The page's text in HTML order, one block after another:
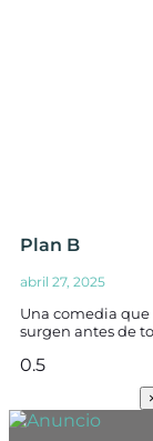
Plan B
abril 27, 2025
Una comedia
surgen antes de